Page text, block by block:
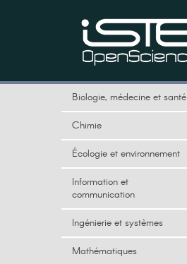
Biologie, médecine et santé
Chimie
Écologie et environnement
Information et
communication
Ingénierie et systèmes
Mathématiques